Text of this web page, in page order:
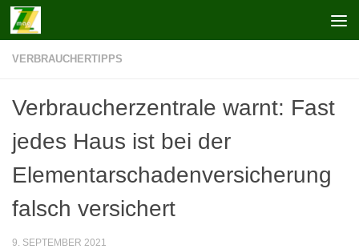
Zum Inhalt springen
VERBRAUCHERTIPPS
Verbraucherzentrale warnt: Fast
jedes Haus ist bei der
Elementarschadenversicherung
falsch versichert
9. SEPTEMBER 2021